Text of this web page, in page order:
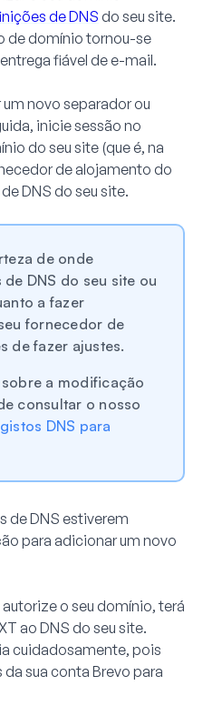
de DNSdo seu site.
de domínio tornou-se
fiável de e-mail.
novo separador ou
inicie sessão no
do seu site (que é, na
de alojamento do
DNS do seu site.
de onde
DNS do seu site ou
a fazer
fornecedor de
de fazer ajustes.
a modificação
consultar o nosso
DNS para
de DNS estiverem
para adicionar um novo
o seu domínio, terá
ao DNS do seu site.
cuidadosamente, pois
sua conta Brevo para